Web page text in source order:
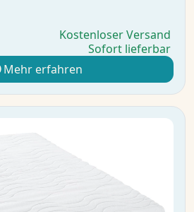
Kostenloser Versand
Sofort lieferbar
Mehr erfahren